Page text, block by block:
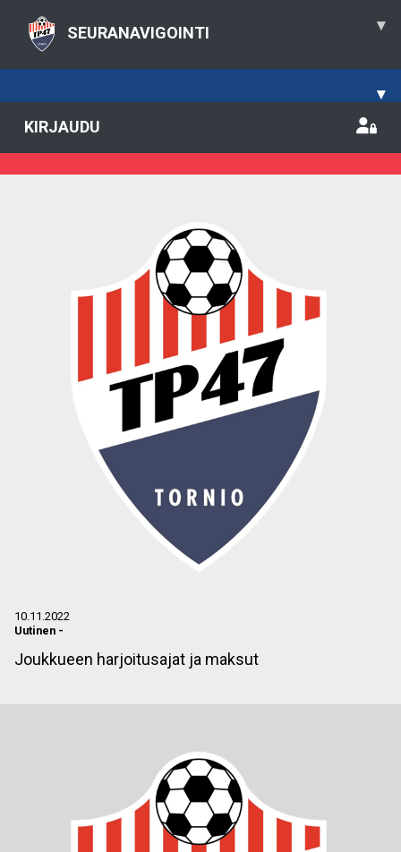
SEURANAVIGOINTI ▾
▾
KIRJAUDU
10.11.2022
Uutinen -
Joukkueen harjoitusajat ja maksut